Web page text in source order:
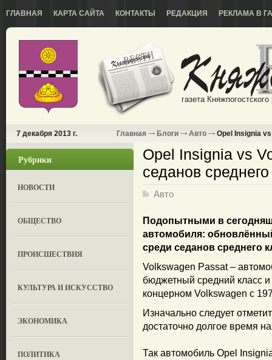
ГЛАВНАЯ КАРТА САЙТА КОНТАКТЫ РЕДАКЦИЯ РЕКЛАМА В
газета
7 декабря 2013 г. Главная Блоги Авто Opel Insignia
Рубрики
НОВОСТИ
ОБЩЕСТВО
ПРОИСШЕСТВИЯ
КУЛЬТУРА И ИСКУССТВО
ЭКОНОМИКА
ПОЛИТИКА
Opel Insignia vs
седанов
Авто
Подопытными в
автомобиля:
среди седанов среднего
Volkswagen Passat –
бюджетный средний класс
концерном Volkswagen с
Изначально следует
достаточно долгое время
Так автомобиль Opel